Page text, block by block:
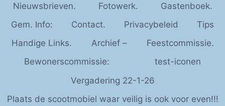
Nieuwsbrieven.
Fotowerk.
Gastenboek.
Gem. Info:
Contact. Privacybeleid
Tips
Handige Links.
Archief –
Feestcommissie.
Bewonerscommissie:
test-iconen
Vergadering 22-1-26
Plaats de scootmobiel waar veilig is ook voor even!!!